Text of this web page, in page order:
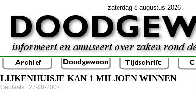
zaterdag 8 augustus 2026
LIJKENHUISJE KAN 1 MILJOEN WINNEN
Geplaatst: 27-08-2007